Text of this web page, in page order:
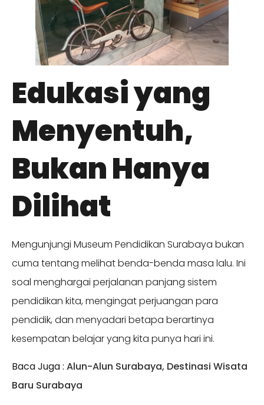
Edukasi yang
Menyentuh,
Bukan Hanya
Dilihat
Mengunjungi Museum Pendidikan Surabaya bukan
cuma tentang melihat benda-benda masa lalu. Ini
soal menghargai perjalanan panjang sistem
pendidikan kita, mengingat perjuangan para
pendidik, dan menyadari betapa berartinya
kesempatan belajar yang kita punya hari ini.
Baca Juga : Alun-Alun Surabaya, Destinasi Wisata
Baru Surabaya